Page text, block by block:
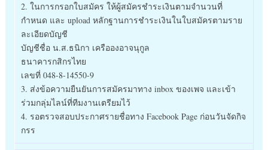
2. ในการกรอกใบสมัคร ให้ผู้สมัครชำระเงินตามจำนวนที่
กำหนด และ upload หลักฐานการชำระเงินในใบสมัครตามราย
ละเอียดบัญชี
บัญชีชื่อ น.ส.ธนิกา เครือองอาจนุกูล
ธนาคารกสิกรไทย
เลขที่ 048-8-14550-9
3. ส่งข้อความยืนยันการสมัครมาทาง inbox ของเพจ และเข้า
ร่วมกลุ่มไลน์ที่ทีมงานเตรียมไว้
4. รอตรวจสอบประกาศรายชื่อทาง Facebook Page ก่อนวันจัดกิจ
กรร